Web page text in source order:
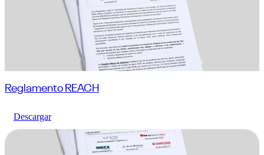
Reglamento REACH
Descargar